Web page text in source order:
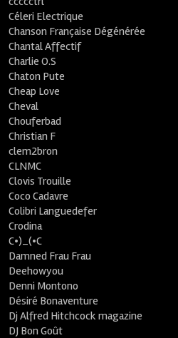
Céleri Electrique
Chanson Française Dégénérée
Chantal Affectif
Charlie O.S
Chaton Pute
Cheap Love
Cheval
Chouferbad
Christian F
clem2bron
CLNMC
Clovis Trouille
Coco Cadavre
Colibri Languedefer
Crodina
C•)_(•C
Damned Frau Frau
Deehowyou
Denni Montono
Désiré Bonaventure
Dj Alfred Hitchcock magazine
DJ Bon Goût